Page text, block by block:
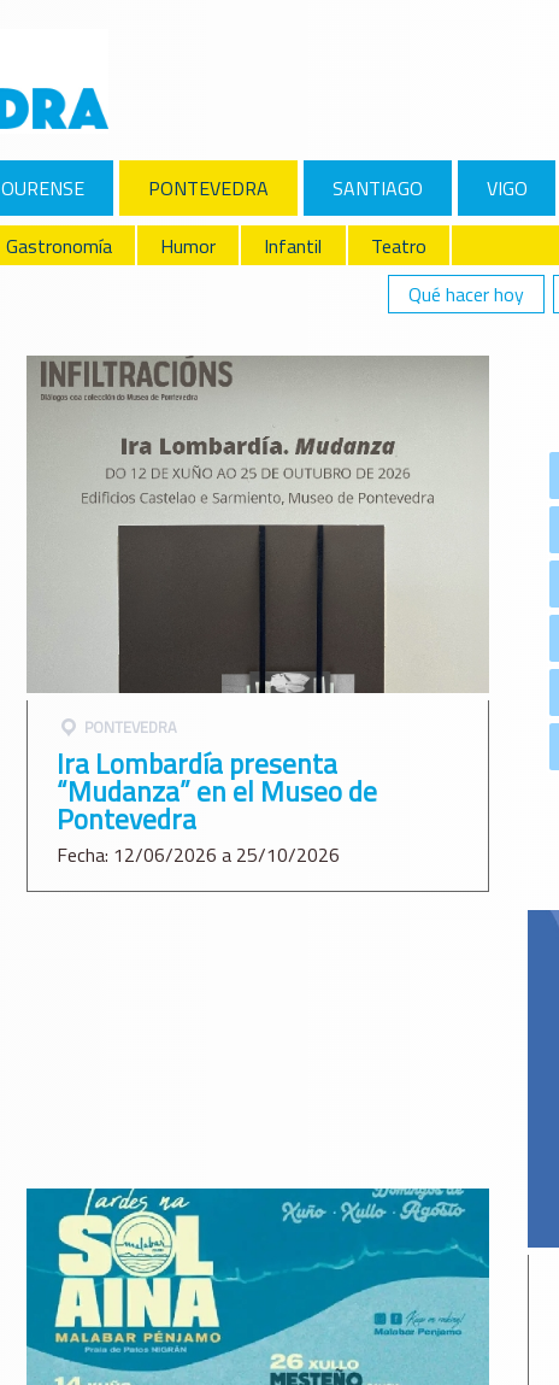
OURENSE PONTEVEDRA SANTIAGO VIGO
Gastronomía Humor Infantil
Teatro
Qué hacer hoy
PONTEVEDRA
Ira Lombardía presenta
“Mudanza” en el Museo de
Pontevedra
Fecha: 12/06/2026 a 25/10/2026